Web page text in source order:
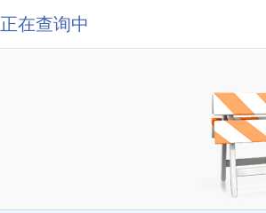
正在查询中